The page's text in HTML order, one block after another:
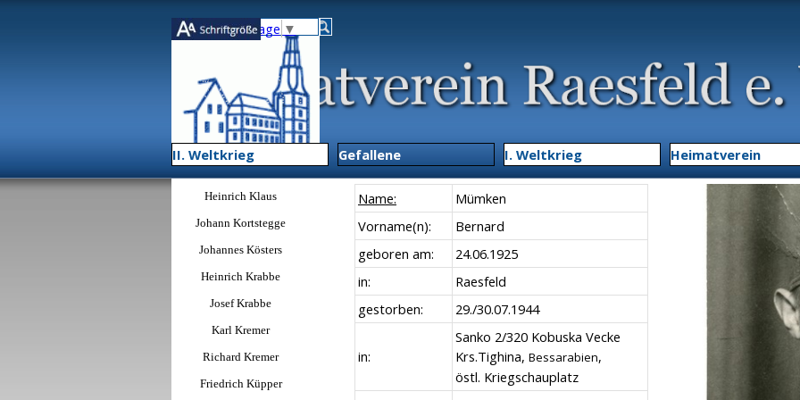
Select Language ▼
Menü überspringen
II. Weltkrieg ▼Gefallene ▼I. Weltkrieg ▼Heimatverein
Menü überspringen
Heinrich Klaus
Johann Kortstegge
Johannes Kösters
Heinrich Krabbe
Josef Krabbe
Karl Kremer
Richard Kremer
Friedrich Küpper
Name:
Mümken
Vorname(n):
Bernard
geboren am:
24.06.1925
in:
Raesfeld
gestorben:
29./30.07.1944
in:
Sanko 2/320 Kobuska Vecke
Krs.Tighina, Bessarabien,
östl. Kriegschauplatz